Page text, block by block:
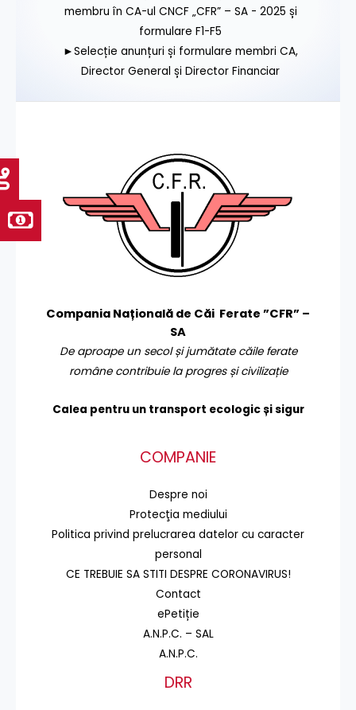
membru în CA-ul CNCF „CFR” – SA - 2025 și
formulare F1-F5
►Selecție anunțuri și formulare membri CA,
Director General și Director Financiar
Compania Națională de Căi Ferate ”CFR” –
SA
De aproape un secol și jumătate căile ferate
române contribuie la progres și civilizație
Calea pentru un transport ecologic și sigur
COMPANIE
Despre noi
Protecţia mediului
Politica privind prelucrarea datelor cu caracter
personal
CE TREBUIE SA STITI DESPRE CORONAVIRUS!
Contact
ePetiție
A.N.P.C. – SAL
A.N.P.C.
DRR